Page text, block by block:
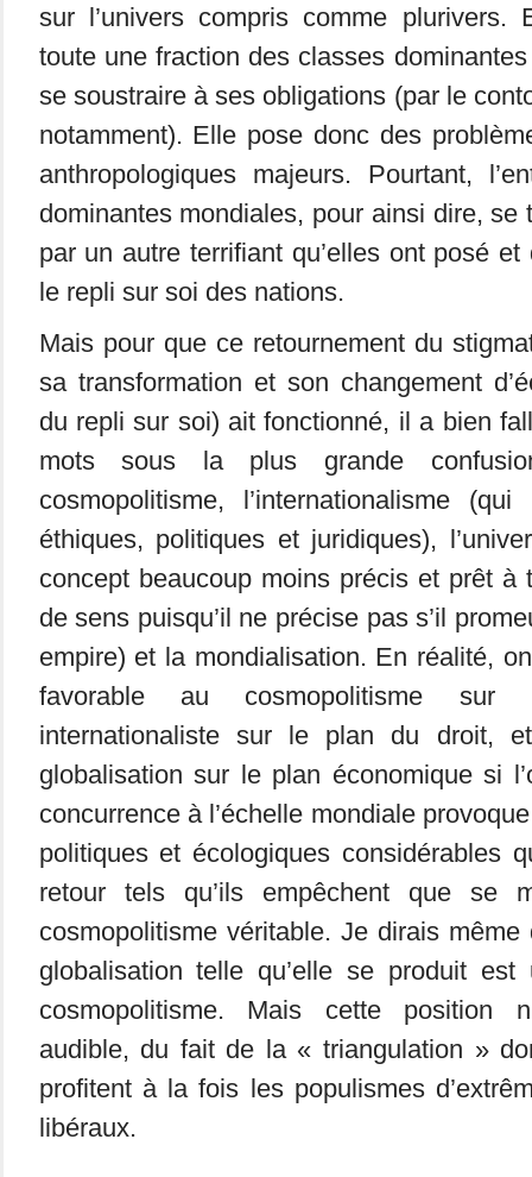
sur l’univers compris comme plurivers.
toute une fraction des classes
se soustraire à ses obligations (par le
notamment). Elle pose donc des
anthropologiques majeurs. Pourtant,
dominantes mondiales, pour ainsi dire, se
par un autre terrifiant qu’elles ont posé
le repli sur soi des nations.
Mais pour que ce retournement du
sa transformation et son changement
du repli sur soi) ait fonctionné, il a bien
mots sous la plus grande
cosmopolitisme, l’internationalisme
éthiques, politiques et juridiques),
concept beaucoup moins précis et prêt à
de sens puisqu’il ne précise pas s’il
empire) et la mondialisation. En réalité,
favorable au cosmopolitisme
internationaliste sur le plan du droit,
globalisation sur le plan économique si
concurrence à l’échelle mondiale
politiques et écologiques considérables
retour tels qu’ils empêchent que se
cosmopolitisme véritable. Je dirais
globalisation telle qu’elle se produit
cosmopolitisme. Mais cette position
audible, du fait de la « triangulation »
profitent à la fois les populismes
libéraux.